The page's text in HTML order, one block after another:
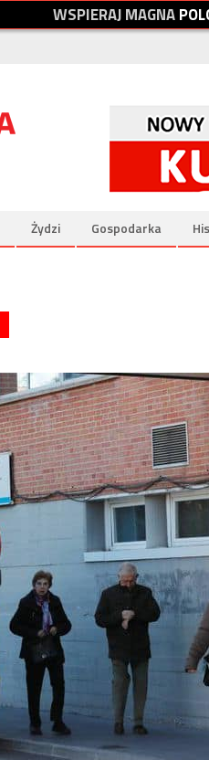
WSPIERAJMAGNAPOL
Żydzi Gospodarka